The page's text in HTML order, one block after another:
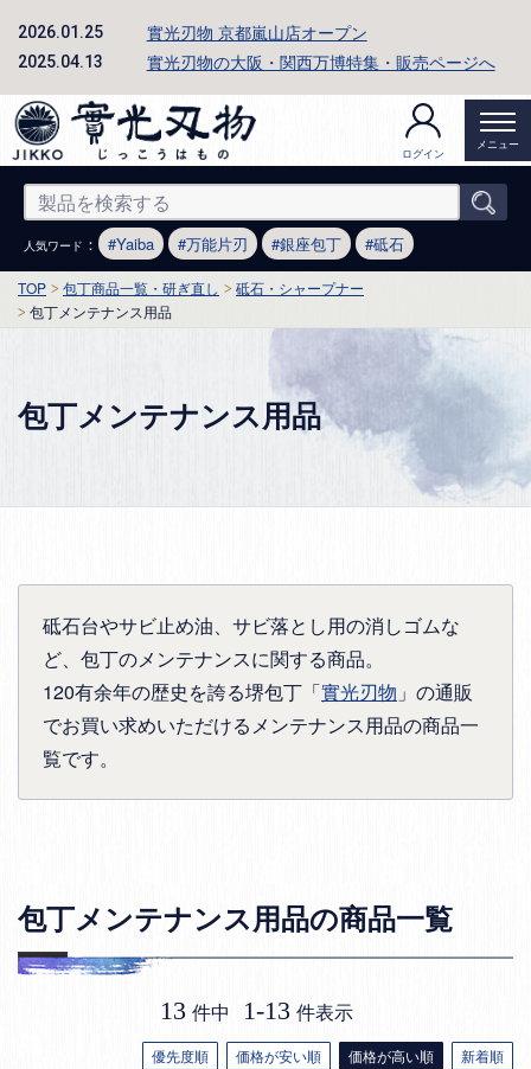
2026.01.25 實光刃物 京都嵐山店オープン
2025.04.13 實光刃物の大阪・関西万博特集・販売ページへ
ログイン
メニュー
人気ワード ： Yaiba 万能片刃 銀座包丁 砥石
TOP 包丁商品一覧・研ぎ直し
砥石・シャープナー
包丁メンテナンス用品
包丁メンテナンス用品
砥石台やサビ止め油、サビ落とし用の消しゴムな
ど、 包丁のメンテナンスに関する商品。
120有余年の歴史を誇る堺包丁「實光刃物 」の通販
でお買い求めいただけるメンテナンス用品の商品一
覧です。
包丁メンテナンス用品の商品一覧
優先度順 価格が安い順 価格が高い順 新着順
13 件中 1-13 件表示